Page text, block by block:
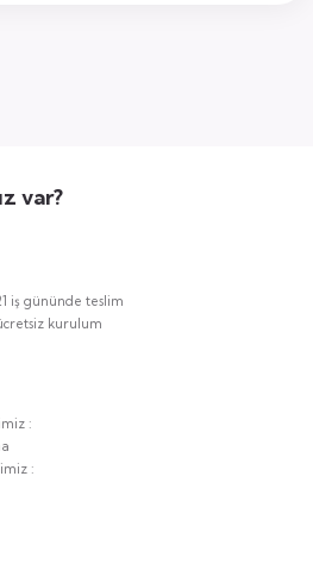
var?
iş gününde teslim
kurulum
:
: